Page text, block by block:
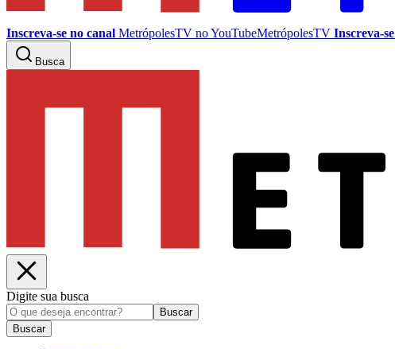
Inscreva-se no canal MetrópolesTV noYouTubeMetrópolesTV Inscreva-se
Busca
Digite sua busca
Buscar
Buscar